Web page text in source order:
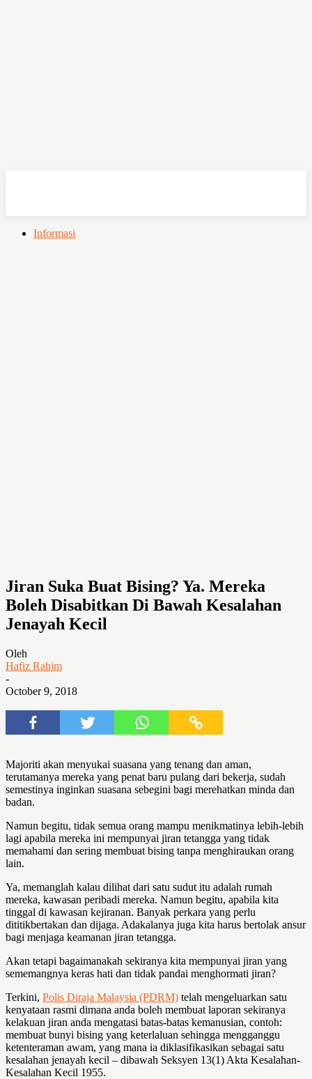
Informasi
Jiran Suka Buat Bising? Ya. Mereka
Boleh Disabitkan Di Bawah Kesalahan
Jenayah Kecil
Oleh
Hafiz Rahim
-
October 9, 2018
Majoriti akan menyukai suasana yang tenang dan aman,
terutamanya mereka yang penat baru pulang dari bekerja, sudah
semestinya inginkan suasana sebegini bagi merehatkan minda dan
badan.
Namun begitu, tidak semua orang mampu menikmatinya lebih-lebih
lagi apabila mereka ini mempunyai jiran tetangga yang tidak
memahami dan sering membuat bising tanpa menghiraukan orang
lain.
Ya, memanglah kalau dilihat dari satu sudut itu adalah rumah
mereka, kawasan peribadi mereka. Namun begitu, apabila kita
tinggal di kawasan kejiranan. Banyak perkara yang perlu
dititikbertakan dan dijaga. Adakalanya juga kita harus bertolak ansur
bagi menjaga keamanan jiran tetangga.
Akan tetapi bagaimanakah sekiranya kita mempunyai jiran yang
sememangnya keras hati dan tidak pandai menghormati jiran?
Terkini, Polis Diraja Malaysia (PDRM) telah mengeluarkan satu
kenyataan rasmi dimana anda boleh membuat laporan sekiranya
kelakuan jiran anda mengatasi batas-batas kemanusian, contoh:
membuat bunyi bising yang keterlaluan sehingga mengganggu
ketenteraman awam, yang mana ia diklasifikasikan sebagai satu
kesalahan jenayah kecil – dibawah Seksyen 13(1) Akta Kesalahan-
Kesalahan Kecil 1955.